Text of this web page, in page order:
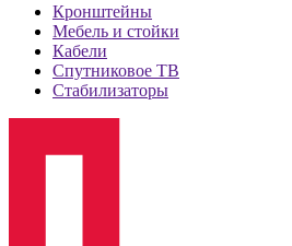
Кронштейны
Мебель и стойки
Кабели
Спутниковое ТВ
Стабилизаторы